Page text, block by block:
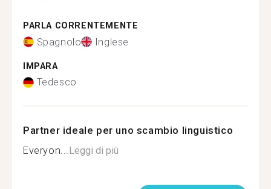
PARLA CORRENTEMENTE
Spagnolo Inglese
IMPARA
Tedesco
Partner ideale per uno scambio linguistico
Everyon...Leggi di più